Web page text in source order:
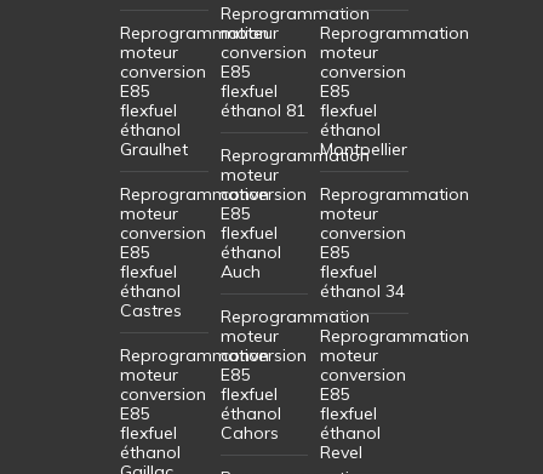
Reprogrammation
moteur
conversion
E85
flexfuel
éthanol
Graulhet
Reprogrammation
moteur
conversion
E85
flexfuel
éthanol
Castres
Reprogrammation
moteur
conversion
E85
flexfuel
éthanol
Reprogrammation
moteur
conversion
E85
flexfuel
éthanol 81
Reprogrammation
moteur
conversion
E85
flexfuel
éthanol
Auch
Reprogrammation
moteur
conversion
E85
flexfuel
éthanol
Cahors
Reprogrammation
moteur
conversion
E85
flexfuel
éthanol
Montpellier
Reprogrammation
moteur
conversion
E85
flexfuel
éthanol 34
Reprogrammation
moteur
conversion
E85
flexfuel
éthanol
Revel